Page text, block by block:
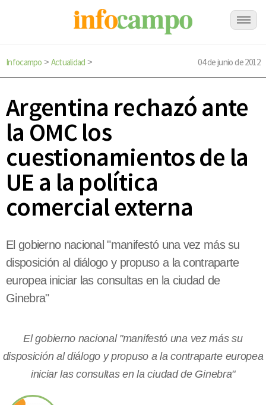
Infocampo > Actualidad > 04 de junio de 2012
Argentina rechazó ante
la OMC los
cuestionamientos de la
UE a la política
comercial externa
El gobierno nacional "manifestó una vez más su
disposición al diálogo y propuso a la contraparte
europea iniciar las consultas en la ciudad de
Ginebra"
El gobierno nacional "manifestó una vez más su
disposición al diálogo y propuso a la contraparte europea
iniciar las consultas en la ciudad de Ginebra"